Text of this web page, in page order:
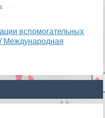
вспомогательных
Международная